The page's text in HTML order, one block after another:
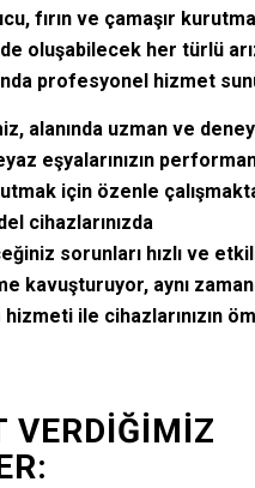
fırın ve çamaşır kurutma
oluşabilecek her türlü
profesyonel hizmet
alanında uzman ve
eşyalarınızın
için özenle
cihazlarınızda
sorunları hızlı ve
kavuşturuyor, aynı
hizmeti ile cihazlarınızın
VERDIĞIMIZ